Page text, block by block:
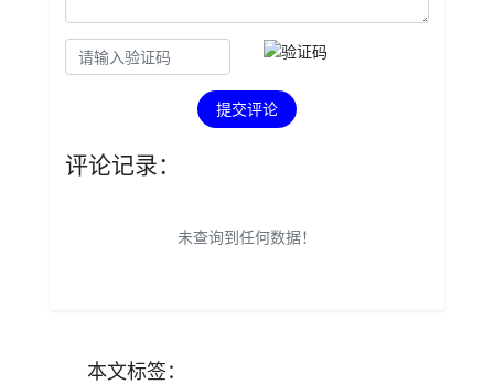
提交评论
评论记录：
未查询到任何数据！
本文标签：